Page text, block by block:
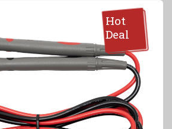
Hot
Deal